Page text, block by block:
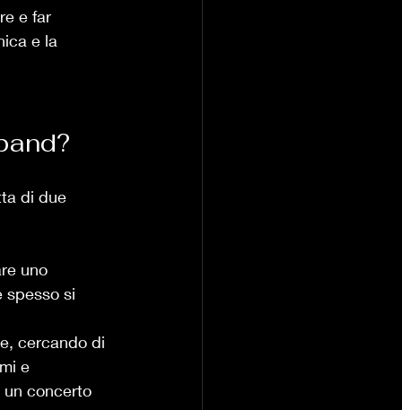
e far
e la
di due
uno
spesso si
cercando di
e
un concerto